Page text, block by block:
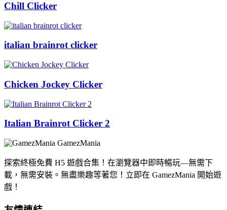
Chill Clicker
italian brainrot clicker
Chicken Jockey Clicker
Italian Brainrot Clicker 2
GamezMania
探索終極免費 H5 遊戲合集！在瀏覽器中即時暢玩—無需下
載，無需安裝。無盡樂趣等著您！立即在 GamezMania 開始遊
戲！